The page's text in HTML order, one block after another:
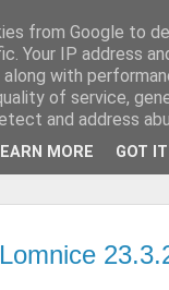
from Google to
Your IP address
with
of service,
and address
MORE GOT IT